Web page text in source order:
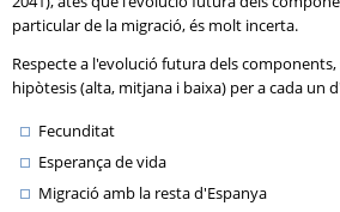
particular de la migració, és molt incerta.
Respecte a l'evolució futura dels
hipòtesis (alta, mitjana i baixa) per a cada un
Fecunditat
Esperança de vida
Migració amb la resta d'Espanya